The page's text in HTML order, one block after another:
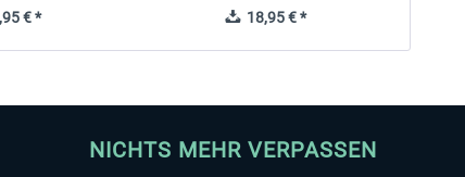
€ * 18,95 € *
NICHTS MEHR VERPASSEN